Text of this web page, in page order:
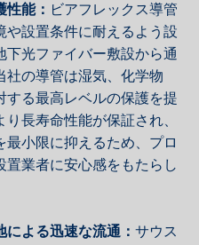
能： ビアフレックス導管
や設置条件に耐えるよう設
下光ファイバー敷設から通
社の導管は湿気、化学物
する最高レベルの保護を提
長寿命性能が保証され、
最小限に抑えるため、プロ
置業者に安心感をもたらし
よる迅速な流通： サウス